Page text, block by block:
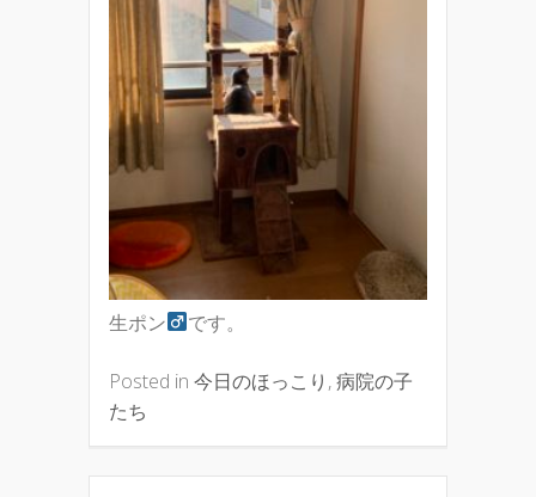
生ポン です。
Posted in 今日のほっこり ,病院の子
たち